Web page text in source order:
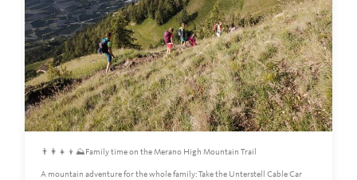
👨‍👩‍👧‍👦⛰️Family time on the Merano High Mountain Trail
A mountain adventure for the whole family: Take the Unterstell Cable Car